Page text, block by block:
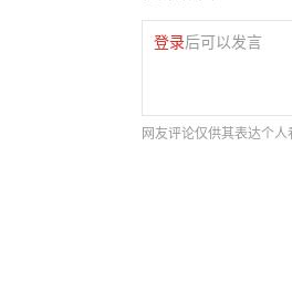
登录后可以发言
网友评论仅供其表达个